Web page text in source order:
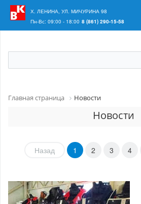
Ваш регион:
Х. ЛЕНИНА, УЛ. МИЧУРИНА 98
Пн-Вс: 09:00 - 18:00 8 (861) 290-15-58
Главная страница Новости
Новости
Назад 1 2 3 4